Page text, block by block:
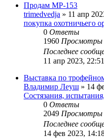
Продам МР-153
trimedvedja » 11 апр
покупка охотничьего
0 Ответы
1960 Просмотры
Последнее
11 апр 2023, 22:51
Выставка по
Владимир Леуш » 14
Состязания,
0 Ответы
2049 Просмотры
Последнее
14 фев 2023,